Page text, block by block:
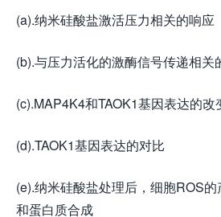
(a).纳米硅酸盐激活压力相关的响应
(b).与压力活化的激酶信号传递相关
(c).MAP4K4和TAOK1基因表达的改
(d).TAOK1基因表达的对比
(e).纳米硅酸盐处理后，细胞ROS
和蛋白质合成